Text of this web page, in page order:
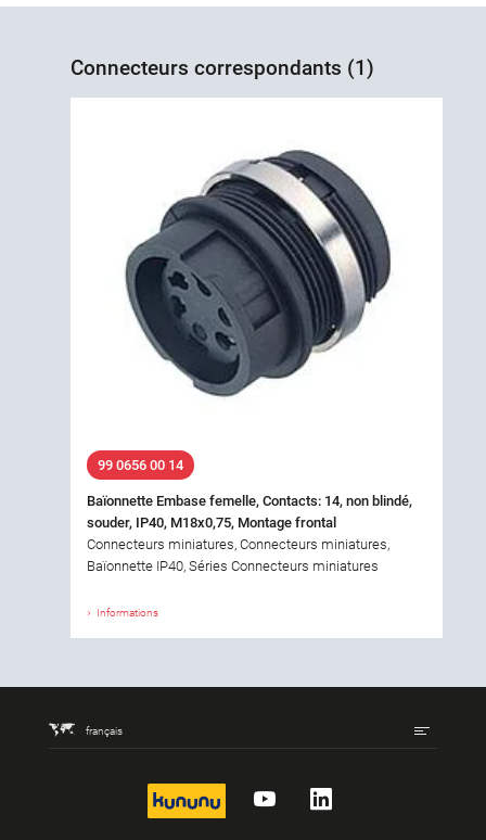
Connecteurs correspondants (1)
99 0656 00 14
Baïonnette Embase femelle, Contacts: 14, non blindé,
souder, IP40, M18x0,75, Montage frontal
Connecteurs miniatures, Connecteurs miniatures,
Baïonnette IP40, Séries Connecteurs miniatures
Informations
français
kununu YouTubeLinkedIn